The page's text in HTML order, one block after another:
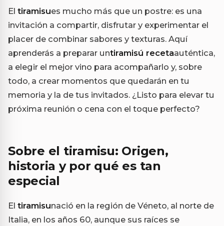
El tiramisues mucho más que un postre: es una
invitación a compartir, disfrutar y experimentar el
placer de combinar sabores y texturas. Aquí
aprenderás a preparar untiramisú recetaauténtica,
a elegir el mejor vino para acompañarlo y, sobre
todo, a crear momentos que quedarán en tu
memoria y la de tus invitados. ¿Listo para elevar tu
próxima reunión o cena con el toque perfecto?
Sobre el tiramisu: Origen,
historia y por qué es tan
especial
El tiramisunació en la región de Véneto, al norte de
Italia, en los años 60, aunque sus raíces se